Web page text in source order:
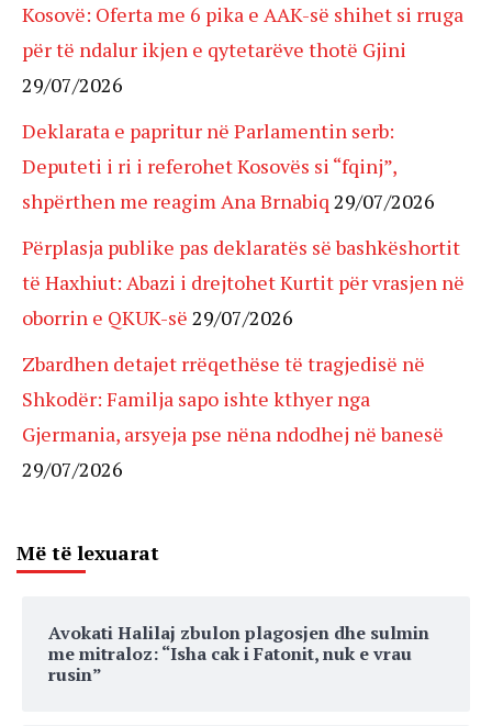
Kosovë: Oferta me 6 pika e AAK-së shihet si rruga
për të ndalur ikjen e qytetarëve thotë Gjini
29/07/2026
Deklarata e papritur në Parlamentin serb:
Deputeti i ri i referohet Kosovës si “fqinj”,
shpërthen me reagim Ana Brnabiq 29/07/2026
Përplasja publike pas deklaratës së bashkëshortit
të Haxhiut: Abazi i drejtohet Kurtit për vrasjen në
oborrin e QKUK-së 29/07/2026
Zbardhen detajet rrëqethëse të tragjedisë në
Shkodër: Familja sapo ishte kthyer nga
Gjermania, arsyeja pse nëna ndodhej në banesë
29/07/2026
Më të lexuarat
Avokati Halilaj zbulon plagosjen dhe sulmin
me mitraloz: “Isha cak i Fatonit, nuk e vrau
rusin”